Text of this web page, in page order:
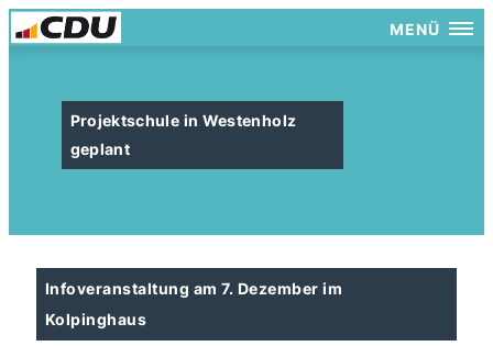
MENÜ
Projektschule in Westenholz
geplant
Infoveranstaltung am 7. Dezember im
Kolpinghaus